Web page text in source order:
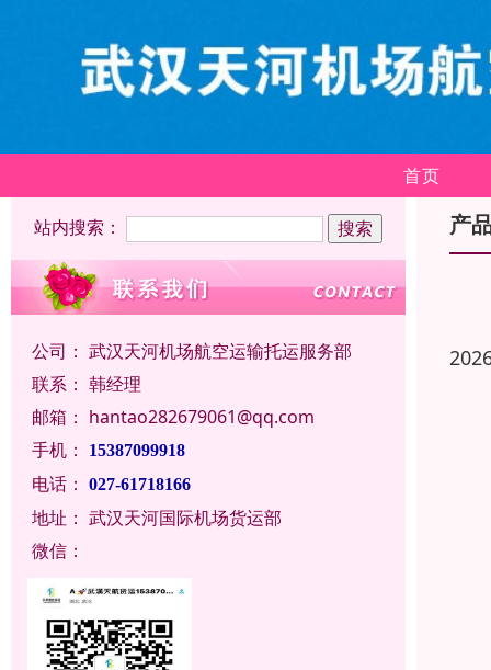
首页
站内搜索：
公司： 武汉天河机场航空运输托运服务部
联系： 韩经理
邮箱： hantao282679061@qq.com
手机：
15387099918
电话： 027-61718166
地址： 武汉天河国际机场货运部
微信：
产